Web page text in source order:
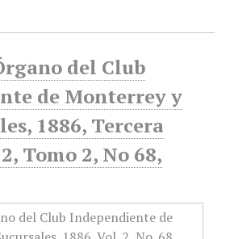
del Club
de Monterrey y
1886, Tercera
Tomo 2, No 68,